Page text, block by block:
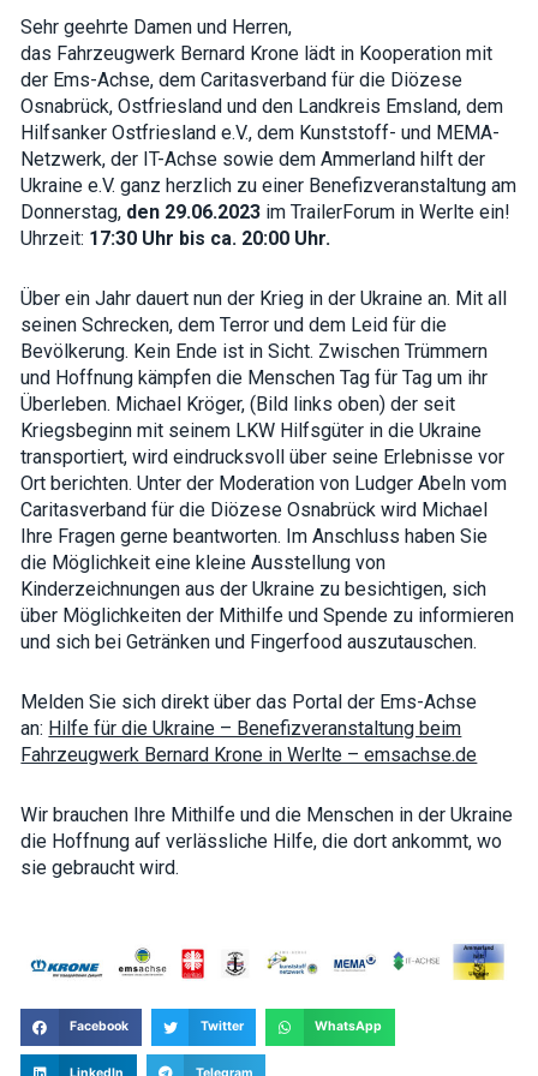
Sehr geehrte Damen und Herren,
das Fahrzeugwerk Bernard Krone lädt in Kooperation mit
der Ems-Achse, dem Caritasverband für die Diözese
Osnabrück, Ostfriesland und den Landkreis Emsland, dem
Hilfsanker Ostfriesland e.V., dem Kunststoff- und MEMA-
Netzwerk, der IT-Achse sowie dem Ammerland hilft der
Ukraine e.V. ganz herzlich zu einer Benefizveranstaltung am
Donnerstag, den 29.06.2023 im TrailerForum in Werlte ein!
Uhrzeit: 17:30 Uhr bis ca. 20:00 Uhr.
Über ein Jahr dauert nun der Krieg in der Ukraine an. Mit all
seinen Schrecken, dem Terror und dem Leid für die
Bevölkerung. Kein Ende ist in Sicht. Zwischen Trümmern
und Hoffnung kämpfen die Menschen Tag für Tag um ihr
Überleben. Michael Kröger, (Bild links oben) der seit
Kriegsbeginn mit seinem LKW Hilfsgüter in die Ukraine
transportiert, wird eindrucksvoll über seine Erlebnisse vor
Ort berichten. Unter der Moderation von Ludger Abeln vom
Caritasverband für die Diözese Osnabrück wird Michael
Ihre Fragen gerne beantworten. Im Anschluss haben Sie
die Möglichkeit eine kleine Ausstellung von
Kinderzeichnungen aus der Ukraine zu besichtigen, sich
über Möglichkeiten der Mithilfe und Spende zu informieren
und sich bei Getränken und Fingerfood auszutauschen.
Melden Sie sich direkt über das Portal der Ems-Achse
an: Hilfe für die Ukraine – Benefizveranstaltung beim
Fahrzeugwerk Bernard Krone in Werlte – emsachse.de
Wir brauchen Ihre Mithilfe und die Menschen in der Ukraine
die Hoffnung auf verlässliche Hilfe, die dort ankommt, wo
sie gebraucht wird.
Facebook Twitter WhatsApp
used.
Experience
In order for
our website
to perform
as well as
during your
cookies,
some
functionality
will
disappear
from the
Marketing
By sharing
your
behavior as
you visit our
site, you
increase the
chance of
content and
offers.